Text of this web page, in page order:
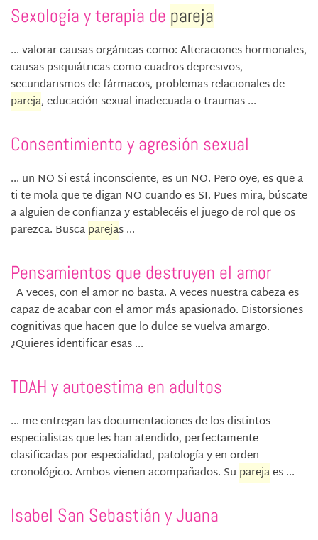
Sexología y terapia de pareja
... valorar causas orgánicas como: Alteraciones hormonales,
causas psiquiátricas como cuadros depresivos,
secundarismos de fármacos, problemas relacionales de
pareja, educación sexual inadecuada o traumas ...
Consentimiento y agresión sexual
... un NO Si está inconsciente, es un NO. Pero oye, es que a
ti te mola que te digan NO cuando es SI. Pues mira, búscate
a alguien de confianza y establecéis el juego de rol que os
parezca. Buscaparejas ...
Pensamientos que destruyen el amor
A veces, con el amor no basta. A veces nuestra cabeza es
capaz de acabar con el amor más apasionado. Distorsiones
cognitivas que hacen que lo dulce se vuelva amargo.
¿Quieres identificar esas ...
TDAH y autoestima en adultos
... me entregan las documentaciones de los distintos
especialistas que les han atendido, perfectamente
clasificadas por especialidad, patología y en orden
cronológico. Ambos vienen acompañados. Su parejaes ...
Isabel San Sebastián y Juana